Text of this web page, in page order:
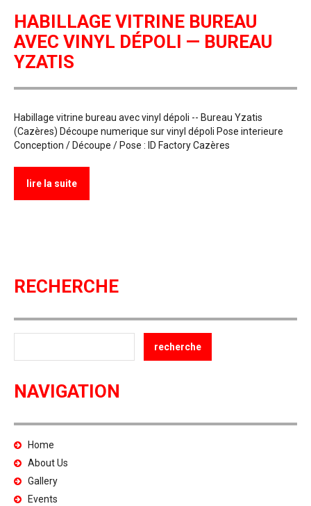
HABILLAGE VITRINE BUREAU
AVEC VINYL DÉPOLI — BUREAU
YZATIS
Habillage vitrine bureau avec vinyl dépoli -- Bureau Yzatis
(Cazères) Découpe numerique sur vinyl dépoli Pose interieure
Conception / Découpe / Pose : ID Factory Cazères
lire la suite
RECHERCHE
NAVIGATION
Home
About Us
Gallery
Events